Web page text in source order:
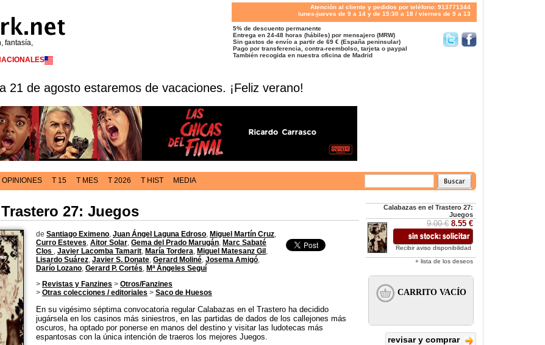
fantasía,
Atención al cliente y pedidos por teléfono: 913771344
lunes-jueves de 9 a 14 y de 15:30 a 18 / viernes de 9 a 13
5% de descuento permanente
Entrega en 24-48 horas (hábiles) por mensajero (MRW)
Sin gastos de envío a partir de 69 € (España peninsular)
Pago por transferencia, contra-reembolso, tarjeta o paypal
También recogida en nuestra oficina de Madrid
21 de agosto estaremos de vacaciones. ¡Feliz verano!
OPINIONES T 15 T MES T 2026 T HIST MEDIA
27: Juegos
de Santiago Eximeno, Juan Ángel Laguna Edroso, Miguel Martín Cruz,
Curro Esteves, Aitor Solar, Gema del Prado Marugán, Marc Sabaté
Clos , Javier Lacomba Tamarit, María Tordera, Miguel Matesanz Gil ,
Lisardo Suárez, Javier S. Donate, Gerard Moliné, Josema Amigó,
Darío Lozano, Gerard P. Cortés, Mª Ángeles Seguí
> Revistas y Fanzines > Otros/Fanzines
> Otras colecciones / editoriales > Saco de Huesos
En su vigésimo séptima convocatoria regular Calabazas en el Trastero ha decidido
jugársela en los casinos más siniestros, en las partidas de dados de los callejones más
oscuros, ha optado por ponerse en manos del destino y visitar las ludotecas más
espantosas con la única intención de traeros los mejores Juegos.
Calabazas en el Trastero 27:
Juegos
9.00 € 8.55 €
Recibir aviso disponibilidad
+ lista de los deseos
revisar y comprar